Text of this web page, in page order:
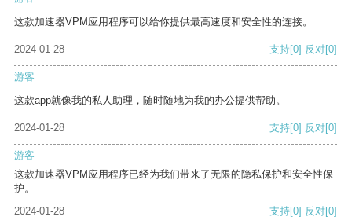
这款加速器VPM应用程序可以给你提供最高速度和安全性的连接。
2024-01-28 支持[0] 反对[0]
游客
这款app就像我的私人助理，随时随地为我的办公提供帮助。
2024-01-28 支持[0] 反对[0]
游客
这款加速器VPM应用程序已经为我们带来了无限的隐私保护和安全性保
护。
2024-01-28
支持[0] 反对[0]